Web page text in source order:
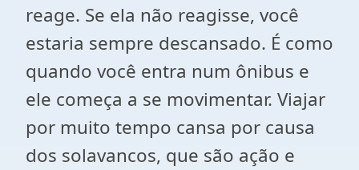
reage. Se ela não reagisse, você
estaria sempre descansado. É como
quando você entra num ônibus e
ele começa a se movimentar. Viajar
por muito tempo cansa por causa
dos solavancos, que são ação e